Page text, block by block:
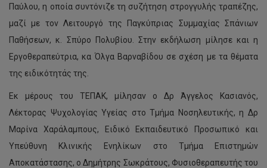
Παύλου, η οποία συντόνιζε τη συζήτηση στρογγυλής τραπέζης,
μαζί με τον Λειτουργό της Παγκύπριας Συμμαχίας Σπάνιων
Παθήσεων, κ. Σπύρο Πολυβίου. Στην εκδήλωση μίλησε και η
Εργοθεραπεύτρια, κα Όλγα Βαρναβίδου σε σχέση με τα θέματα
της ειδικότητάς της.
Εκ μέρους του ΤΕΠΑΚ, μίλησαν ο Δρ Άγγελος Κασιανός,
Λέκτορας Ψυχολογίας Υγείας στο Τμήμα Νοσηλευτικής, η Δρ
Μαρίνα Χαράλαμπους, Ειδικό Εκπαιδευτικό Προσωπικό και
Υπεύθυνη Κλινικής Ενηλίκων στο Τμήμα Επιστημών
Αποκατάστασης, ο Δημήτρης Σωκράτους, Φυσιοθεραπευτής του